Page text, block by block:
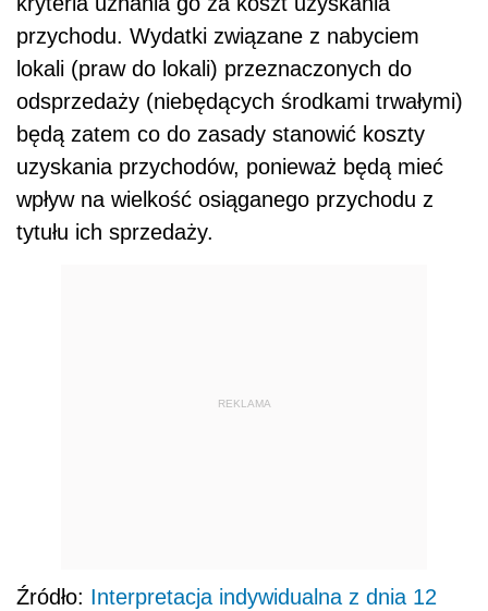
przychodu. Wydatki związane z nabyciem
lokali (praw do lokali) przeznaczonych do
odsprzedaży (niebędących środkami trwałymi)
będą zatem co do zasady stanowić koszty
uzyskania przychodów, ponieważ będą mieć
wpływ na wielkość osiąganego przychodu z
tytułu ich sprzedaży.
REKLAMA
Źródło: Interpretacja indywidualna z dnia 12